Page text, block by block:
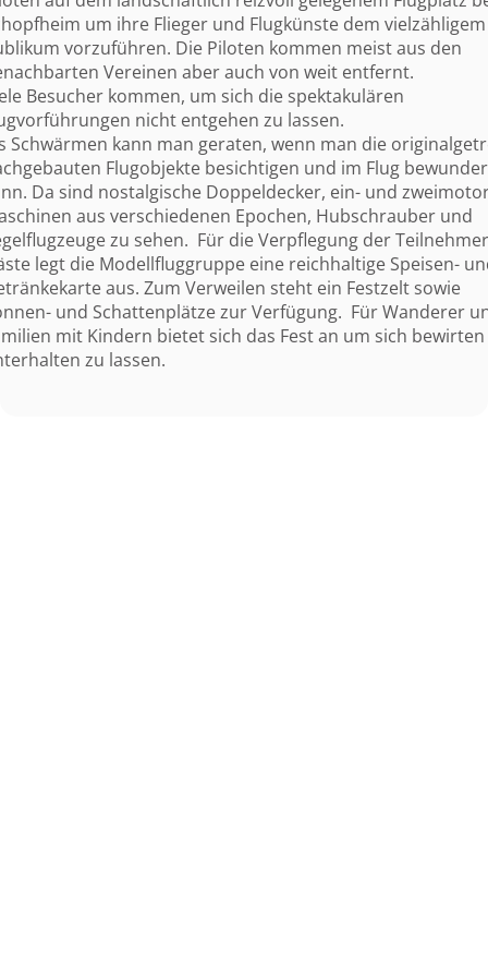
um ihre Flieger und Flugkünste dem vielzähligem
vorzuführen. Die Piloten kommen meist aus den
Vereinen aber auch von weit entfernt.
Besucher kommen, um sich die spektakulären
nicht entgehen zu lassen.
Schwärmen kann man geraten, wenn man die
Flugobjekte besichtigen und im Flug
Da sind nostalgische Doppeldecker, ein- und
aus verschiedenen Epochen, Hubschrauber und
zu sehen. Für die Verpflegung der
legt die Modellfluggruppe eine reichhaltige Speisen-
aus. Zum Verweilen steht ein Festzelt sowie
und Schattenplätze zur Verfügung. Für Wanderer
mit Kindern bietet sich das Fest an um sich
zu lassen.